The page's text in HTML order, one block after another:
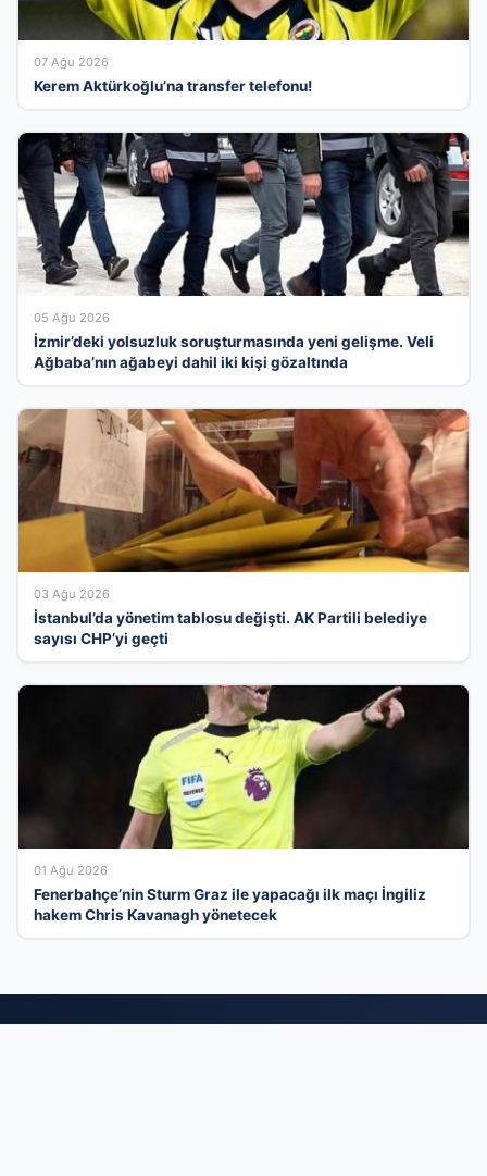
07 Ağu 2026
Kerem Aktürkoğlu’na transfer telefonu!
05 Ağu 2026
İzmir’deki yolsuzluk soruşturmasında yeni gelişme. Veli
Ağbaba’nın ağabeyi dahil iki kişi gözaltında
03 Ağu 2026
İstanbul’da yönetim tablosu değişti. AK Partili belediye
sayısı CHP’yi geçti
01 Ağu 2026
Fenerbahçe’nin Sturm Graz ile yapacağı ilk maçı İngiliz
hakem Chris Kavanagh yönetecek